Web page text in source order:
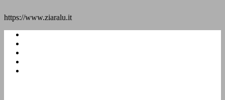
https://www.ziaralu.it